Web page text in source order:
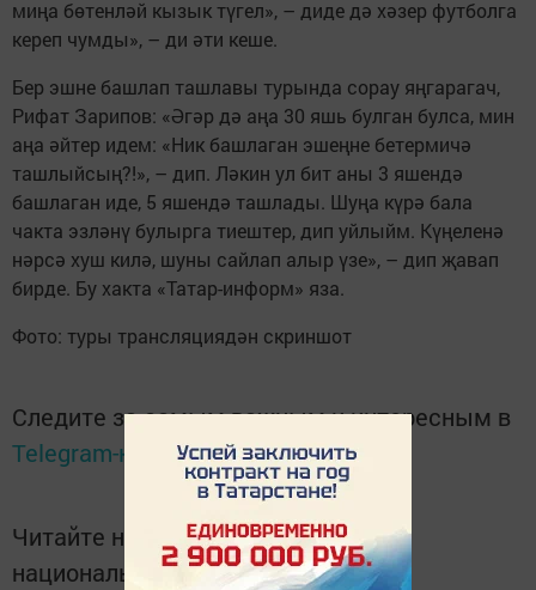
миңа бөтенләй кызык түгел», – диде дә хәзер футболга
кереп чумды», – ди әти кеше.
Бер эшне башлап ташлавы турында сорау яңгарагач,
Рифат Зарипов: «Әгәр дә аңа 30 яшь булган булса, мин
аңа әйтер идем: «Ник башлаган эшеңне бетермичә
ташлыйсың?!», – дип. Ләкин ул бит аны 3 яшендә
башлаган иде, 5 яшендә ташлады. Шуңа күрә бала
чакта эзләнү булырга тиештер, дип уйлыйм. Күңеленә
нәрсә хуш килә, шуны сайлап алыр үзе», – дип җавап
бирде. Бу хакта «Татар-информ» яза.
Фото: туры трансляциядән скриншот
Следите за самым важным и интересным в
Telegram-каналеТатмедиа
Читайте новости Татарстана в
национальном мессенджере MАХ: